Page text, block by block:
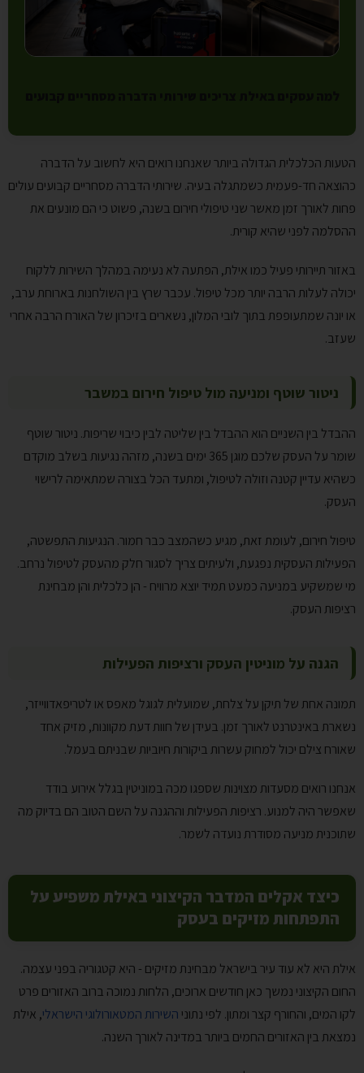
הטעות הכלכלית הגדולה ביותר שאנחנו רואים היא לחשוב על הדברה
כהוצאה חד-פעמית כשמתגלה בעיה. שירותי הדברה מסחריים קבועים עולים
פחות לאורך זמן מאשר שני טיפולי חירום בשנה, פשוט כי הם מונעים את
ההסלמה לפני שהיא קורית.
באזור תיירותי פעיל כמו אילת, הפתעה לא נעימה במהלך השירות ללקוח
יכולה לעלות הרבה יותר מכל טיפול. עכבר שרץ בין השולחנות בארוחת ערב,
או יונה שמתעופפת בתוך לובי המלון, נשארים בזיכרון של האורח הרבה אחרי
שעזב.
ניטור שוטף ומניעה מול טיפול חירום במשבר
ההבדל בין השניים הוא ההבדל בין שליטה לבין כיבוי שריפות. ניטור שוטף
שומר על העסק שלכם מוגן 365 ימים בשנה, מזהה נגיעות בשלב מוקדם
כשהיא עדיין קטנה וזולה לטיפול, ומתעד הכל בצורה שמתאימה לרישוי
העסק.
טיפול חירום, לעומת זאת, מגיע כשהמצב כבר חמור. הנגיעות התפשטה,
הפעילות העסקית נפגעת, ולעיתים צריך לסגור חלק מהעסק לטיפול נרחב.
מי שמשקיע במניעה כמעט תמיד יוצא מרוויח - הן כלכלית והן מבחינת
רציפות העסק.
הגנה על מוניטין העסק ורציפות הפעילות
תמונה אחת של תיקן על צלחת, שמועלית לגוגל מאפס או לטריפאדווייזר,
נשארת באינטרנט לאורך זמן. בעידן של חוות דעת מקוונות, מזיק אחד
שאורח צילם יכול למחוק עשרות ביקורות חיוביות שבניתם בעמל.
אנחנו רואים מסעדות מצוינות שספגו מכה במוניטין בגלל אירוע בודד
שאפשר היה למנוע. רציפות הפעילות וההגנה על השם הטוב הם בדיוק מה
שתוכנית מניעה מסודרת נועדה לשמר.
כיצד אקלים המדבר הקיצוני באילת משפיע על
התפתחות מזיקים בעסק
אילת היא לא עוד עיר בישראל מבחינת מזיקים - היא קטגוריה בפני עצמה.
החום הקיצוני נמשך כאן חודשים ארוכים, הלחות נמוכה ברוב האזורים פרט
לקו המים, והחורף קצר ומתון. לפי נתוני השירות המטאורולוגי הישראלי, אילת
נמצאת בין האזורים החמים ביותר במדינה לאורך השנה.